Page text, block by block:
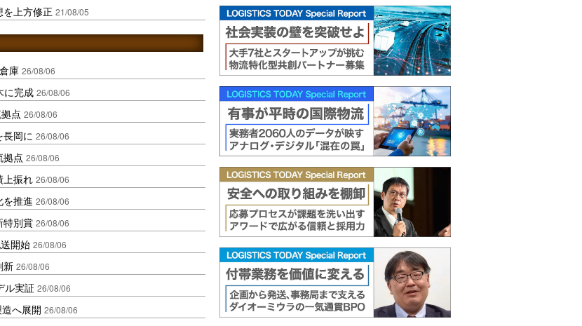
上方修正 21/08/05
庫 26/08/06
に完成 26/08/06
点 26/08/06
岡に 26/08/06
拠点 26/08/06
上振れ 26/08/06
を推進 26/08/06
特別賞 26/08/06
開始 26/08/06
新 26/08/06
ル実証 26/08/06
へ展開 26/08/06